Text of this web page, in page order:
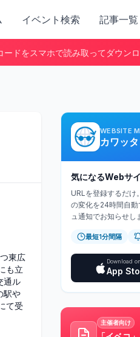
イベント検索 記事一覧
ードをスマホで読み取ってダウン
東広
も立
通ル
駅や
て受
WEBSITE
カワッ
気になるWebサ
URLを登録するだけ
の変化を24時間自
ュ通知でお知らせし
最短1分間隔
Download
App
主催者向け